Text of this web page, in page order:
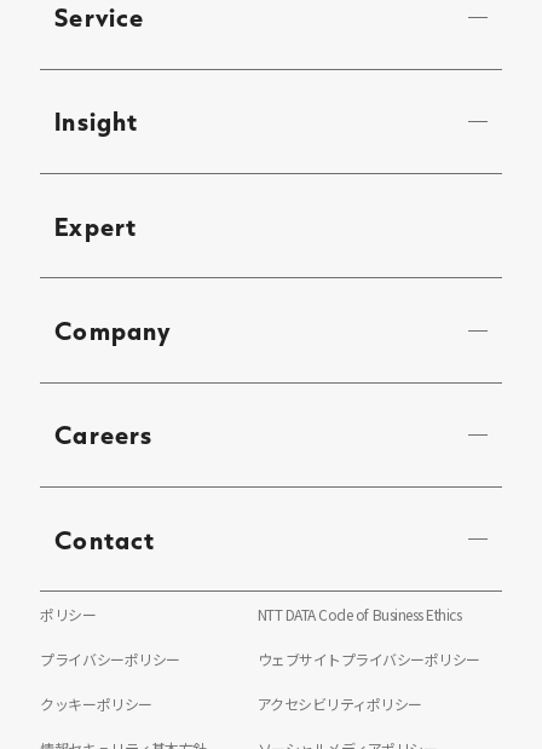
Service
Insight
Expert
Company
Careers
Contact
ポリシー NTT DATA Code of Business Ethics
プライバシーポリシー ウェブサイトプライバシーポリシー
クッキーポリシー アクセシビリティポリシー